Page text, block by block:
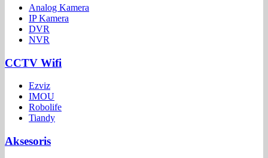
Analog Kamera
IP Kamera
DVR
NVR
CCTV Wifi
Ezviz
IMOU
Robolife
Tiandy
Aksesoris